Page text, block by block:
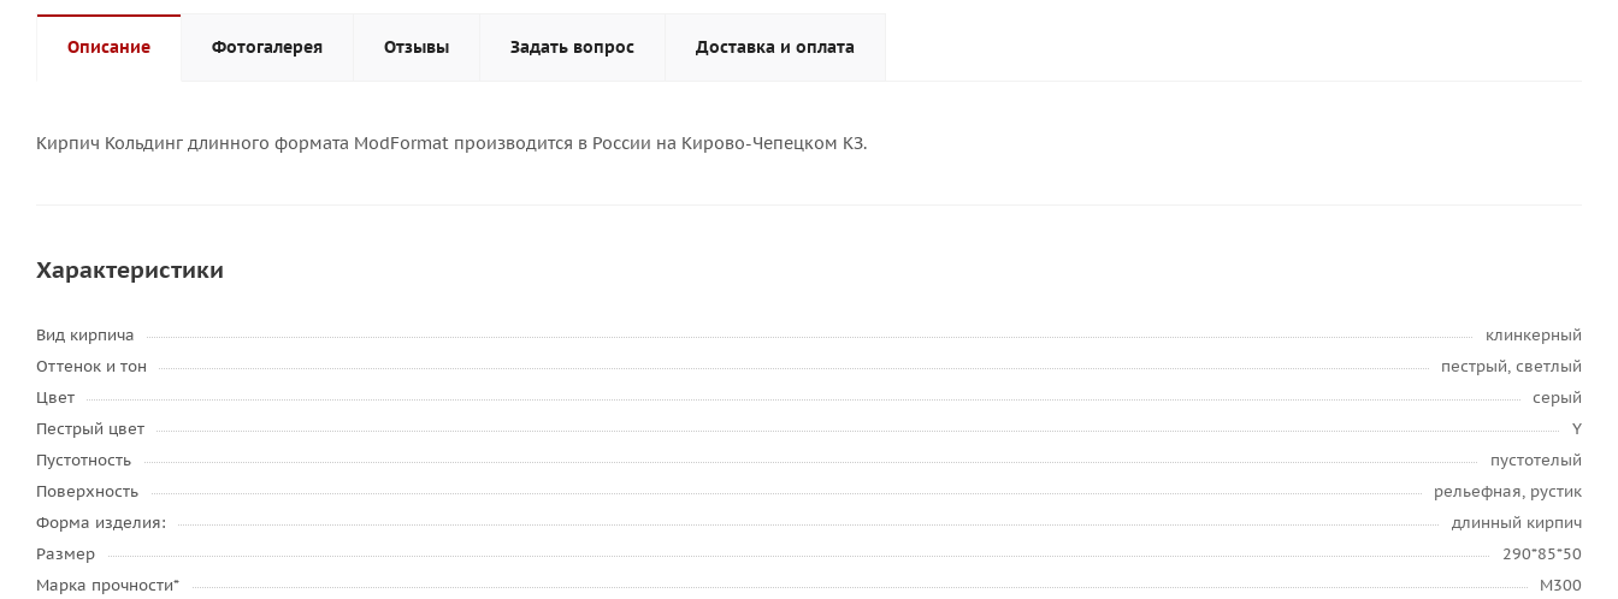
Описание Фотогалерея Отзывы Задать вопрос Доставка и оплата
Кирпич Кольдинг длинного формата ModFormat производится в России на Кирово-Чепецком КЗ.
Характеристики
Вид кирпича
клинкерный
Оттенок и тон
пестрый, светлый
Цвет
серый
Пестрый цвет
Y
Пустотность
пустотелый
Поверхность
рельефная, рустик
Форма изделия:
длинный кирпич
Размер
290*85*50
Марка прочности*
М300